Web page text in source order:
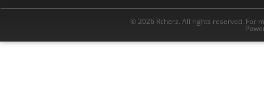
© 2026 Rcherz. All rights reserved. For